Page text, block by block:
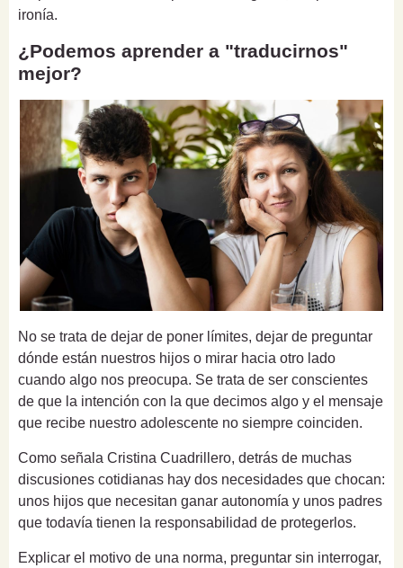
ironía.
¿Podemos aprender a "traducirnos"
mejor?
No se trata de dejar de poner límites, dejar de preguntar
dónde están nuestros hijos o mirar hacia otro lado
cuando algo nos preocupa. Se trata de ser conscientes
de que la intención con la que decimos algo y el mensaje
que recibe nuestro adolescente no siempre coinciden.
Como señala Cristina Cuadrillero, detrás de muchas
discusiones cotidianas hay dos necesidades que chocan:
unos hijos que necesitan ganar autonomía y unos padres
que todavía tienen la responsabilidad de protegerlos.
Explicar el motivo de una norma, preguntar sin interrogar,